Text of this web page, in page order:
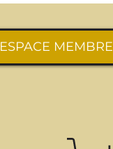
ESPACE MEMBRE